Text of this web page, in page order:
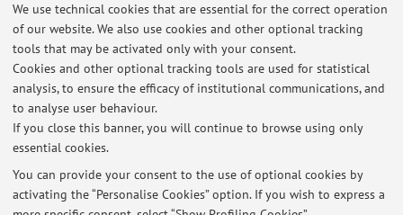
We use technical cookies that are essential for the correct operation
of our website. We also use cookies and other optional tracking
tools that may be activated only with your consent.
Cookies and other optional tracking tools are used for statistical
analysis, to ensure the efficacy of institutional communications, and
to analyse user behaviour.
If you close this banner, you will continue to browse using only
essential cookies.
You can provide your consent to the use of optional cookies by
activating the “Personalise Cookies” option. If you wish to express a
Latest news
Lab Confini e conflitti A.A. 2025-2026
Published on: March 06 2026
Lab Popoli e culture del Caucaso A.A. 2025-2026 Cambio aula primo
giorno
Published on: February 21 2026